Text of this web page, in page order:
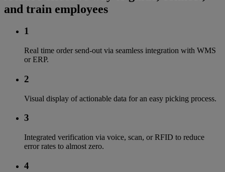
and train employees
1
Real time order send-out via seamless integration with WMS
or ERP.
2
Visual display of actionable data for an easy picking process.
3
Integrated verification via voice, scan, or RFID to reduce
error rates to almost zero.
4